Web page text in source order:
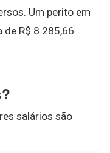
Um perito em
de R$ 8.285,66
salários são